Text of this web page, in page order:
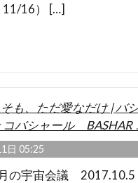
11/16） […]
も、ただ愛なだけ | バ
コバシャール BASHAR
日 05:25
の宇宙会議 2017.10.5